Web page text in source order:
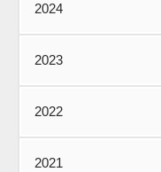
2024
2023
2022
2021